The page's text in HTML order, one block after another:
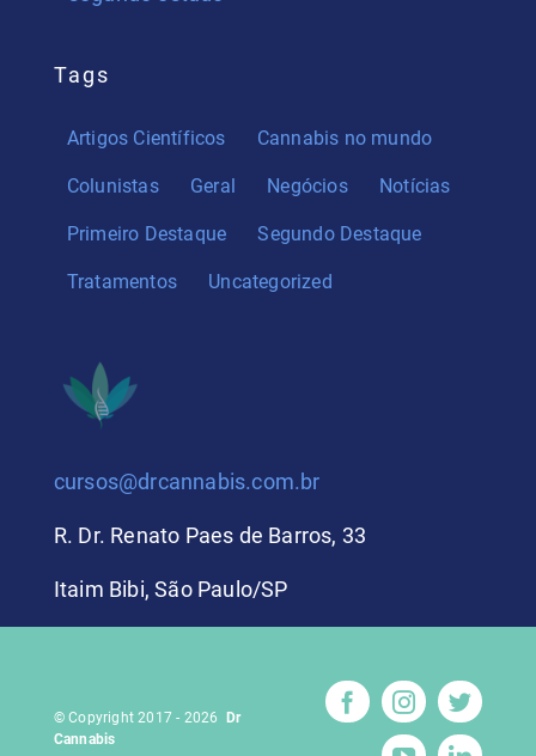
Tags
Artigos Científicos Cannabis no mundo
Colunistas Geral Negócios Notícias
Primeiro Destaque Segundo Destaque
Tratamentos Uncategorized
cursos@drcannabis.com.br
R. Dr. Renato Paes de Barros, 33
Itaim Bibi, São Paulo/SP
© Copyright 2017 - 2026 Dr
Cannabis